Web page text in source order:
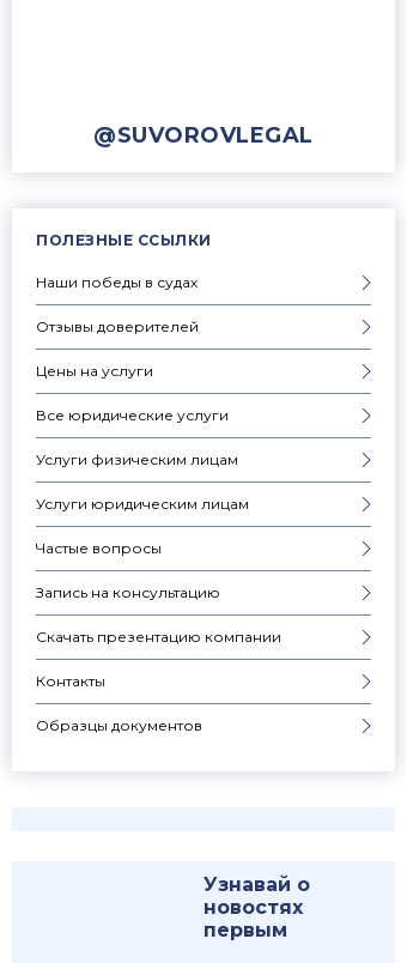
@SUVOROVLEGAL
ПОЛЕЗНЫЕ ССЫЛКИ
Наши победы в судах
Отзывы доверителей
Цены на услуги
Все юридические услуги
Услуги физическим лицам
Услуги юридическим лицам
Частые вопросы
Запись на консультацию
Скачать презентацию компании
Контакты
Образцы документов
Узнавай о
новостях
первым